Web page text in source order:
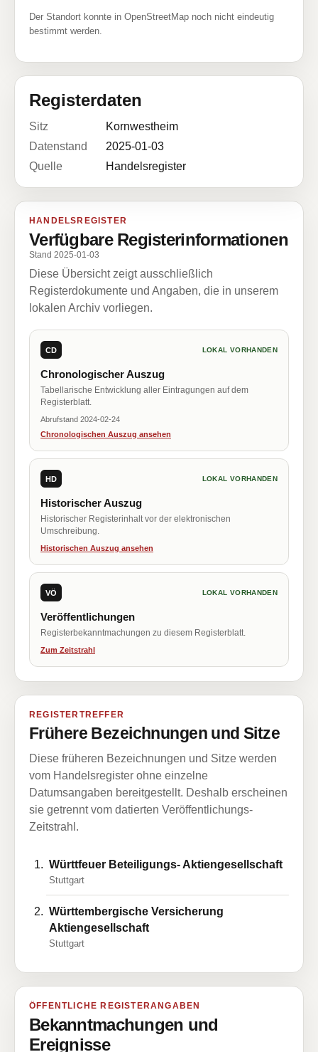
Der Standort konnte in OpenStreetMap noch nicht eindeutig
bestimmt werden.
Registerdaten
Sitz
Kornwestheim
Datenstand
2025-01-03
Quelle
Handelsregister
HANDELSREGISTER
Verfügbare Registerinformationen
Stand 2025-01-03
Diese Übersicht zeigt ausschließlich
Registerdokumente und Angaben, die in unserem
lokalen Archiv vorliegen.
CD LOKAL VORHANDEN
Chronologischer Auszug
Tabellarische Entwicklung aller Eintragungen auf dem
Registerblatt.
Abrufstand 2024-02-24
Chronologischen Auszug ansehen
HD LOKAL VORHANDEN
Historischer Auszug
Historischer Registerinhalt vor der elektronischen
Umschreibung.
Historischen Auszug ansehen
VÖ LOKAL VORHANDEN
Veröffentlichungen
Registerbekanntmachungen zu diesem Registerblatt.
Zum Zeitstrahl
REGISTERTREFFER
Frühere Bezeichnungen und Sitze
Diese früheren Bezeichnungen und Sitze werden
vom Handelsregister ohne einzelne
Datumsangaben bereitgestellt. Deshalb erscheinen
sie getrennt vom datierten Veröffentlichungs-
Zeitstrahl.
Württfeuer Beteiligungs- Aktiengesellschaft
Stuttgart
Württembergische Versicherung
Aktiengesellschaft
Stuttgart
ÖFFENTLICHE REGISTERANGABEN
Bekanntmachungen und
Ereignisse